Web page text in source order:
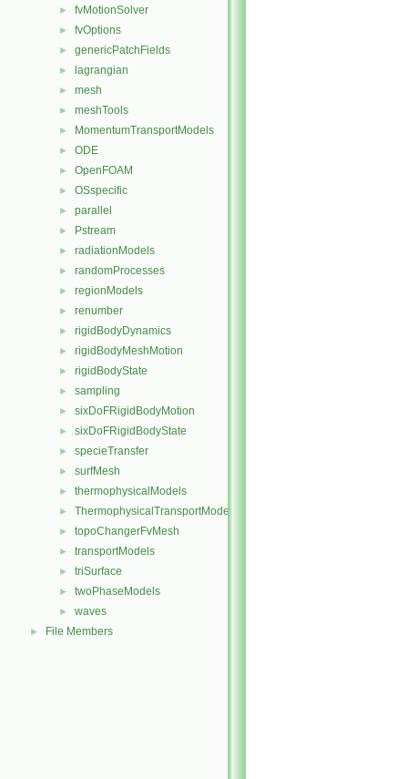
► fvMotionSolver
► fvOptions
► genericPatchFields
► lagrangian
► mesh
► meshTools
► MomentumTransportModels
► ODE
► OpenFOAM
► OSspecific
► parallel
► Pstream
► radiationModels
► randomProcesses
► regionModels
► renumber
► rigidBodyDynamics
► rigidBodyMeshMotion
► rigidBodyState
► sampling
► sixDoFRigidBodyMotion
► sixDoFRigidBodyState
► specieTransfer
► surfMesh
► thermophysicalModels
► ThermophysicalTransportModels
► topoChangerFvMesh
► transportModels
► triSurface
► twoPhaseModels
► waves
► File Members